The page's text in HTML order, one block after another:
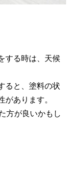
する時は、天候
ると、塗料の状
あります。
方が良いかもし